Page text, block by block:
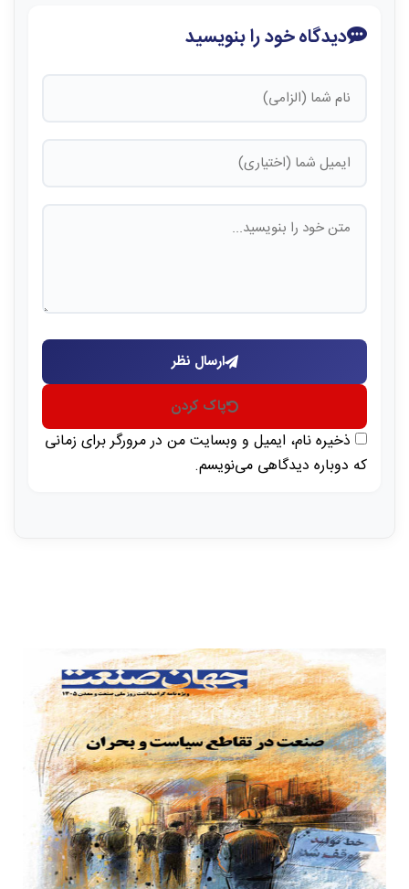
دیدگاه خود را بنویسید
ارسال نظر
پاک کردن
ذخیره نام، ایمیل و وبسایت من در مرورگر برای زمانی
که دوباره دیدگاهی می‌نویسم.